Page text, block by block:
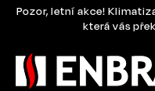
PřejítPozor, letní akce!
která vás